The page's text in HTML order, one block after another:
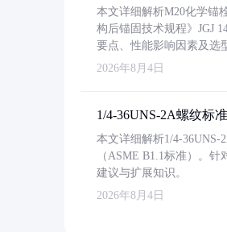
本文详细解析M20化学锚
构后锚固技术规程》JGJ
要点、性能影响因素及选
2026年8月4日
1/4-36UNS-2A螺纹标
本文详细解析1/4-
（ASME B1.1标准）。
建议与扩展知识。
2026年8月4日